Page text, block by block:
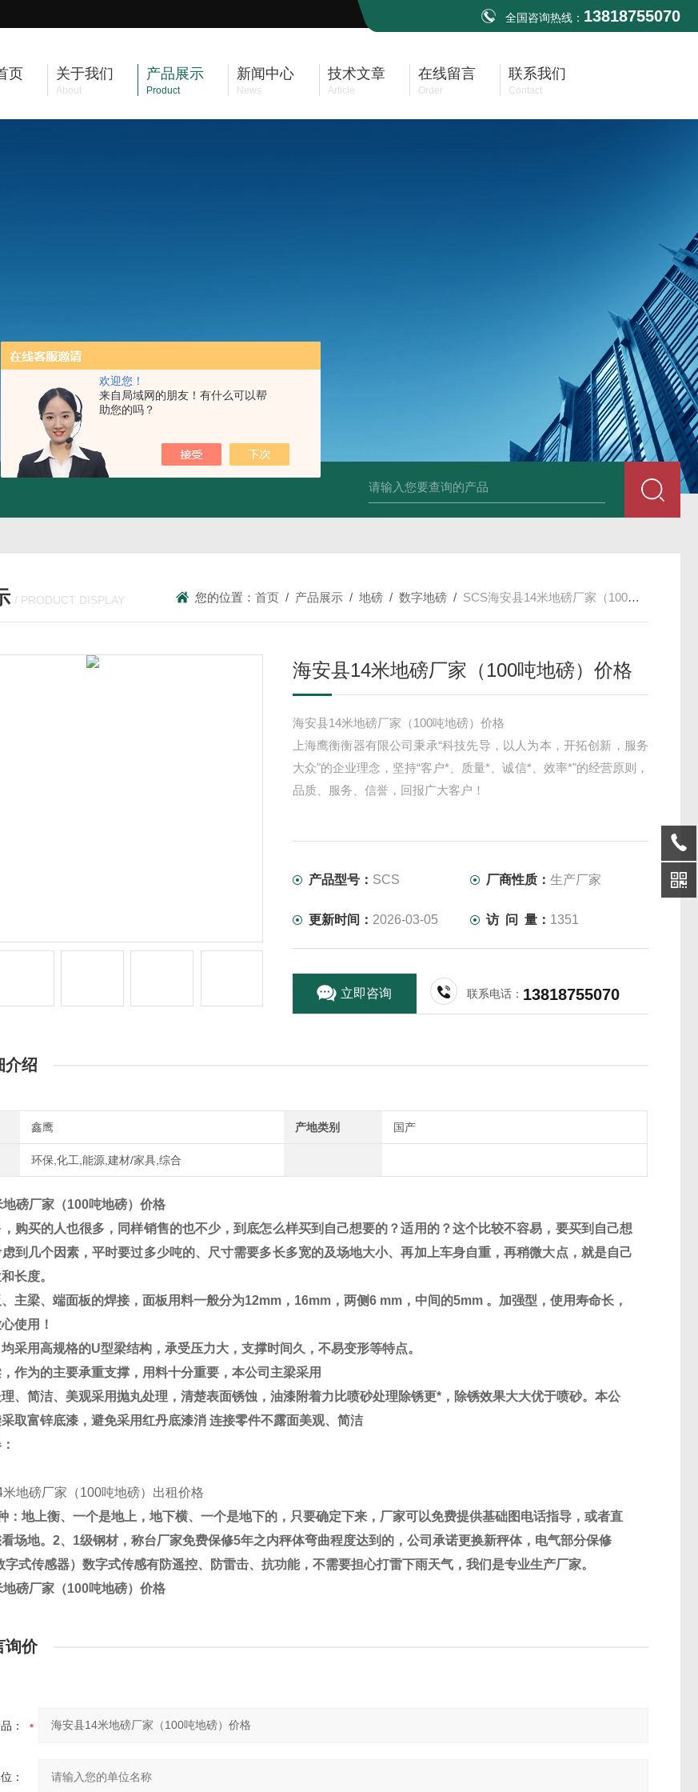
欢迎您！
来自局域网的朋友！有什么可以帮
助您的吗？
全国咨询热线： 13818755070
页 关于我们
About
产品展示
Product
新闻中心
News
技术文章
Article
在线留言
Order
联系我们
Contact
/ PRODUCT DISPLAY 您的位置：首页 / 产品展示 /地磅 /数字地磅 / SCS海安县14米地磅厂家（100吨地磅）价格
海安县14米地磅厂家（100吨地磅）价格
海安县14米地磅厂家（100吨地磅）价格
上海鹰衡衡器有限公司秉承“科技先导，以人为本，开拓创新，服务
大众"的企业理念，坚持“客户*、质量*、诚信*、效率*"的经营原则，
品质、服务、信誉，回报广大客户！
产品型号： SCS 厂商性质：生产厂家
更新时间： 2026-03-05 访 问 量： 1351
立即咨询 联系电话： 13818755070
介绍
鑫鹰 产地类别 国产
环保,化工,能源,建材/家具,综合
磅厂家（100吨地磅）价格
购买的人也很多，同样销售的也不少，到底怎么样买到自己想要的？适用的？这个比较不容易，要买到自己想
到几个因素，平时要过多少吨的、尺寸需要多长多宽的及场地大小、再加上车身自重，再稍微大点，就是自己
长度。
主梁、端面板的焊接，面板用料一般分为12mm ， 16mm ，两侧6 mm ，中间的5mm 。加强型，使用寿命长，
使用！
采用高规格的U型梁结构，承受压力大，支撑时间久，不易变形等特点。
作为的主要承重支撑，用料十分重要，本公司主梁采用
、简洁、美观采用抛丸处理，清楚表面锈蚀，油漆附着力比喷砂处理除锈更*，除锈效果大大优于喷砂。本公
取富锌底漆，避免采用红丹底漆消 连接零件不露面美观、简洁
：地上衡、一个是地上，地下横、一个是地下的，只要确定下来，厂家可以免费提供基础图电话指导，或者直
场地。2、 1级钢材，称台厂家免费保修5年之内秤体弯曲程度达到的，公司承诺更换新秤体，电气部分保修
字式传感器）数字式传感有防遥控、防雷击、抗功能，不需要担心打雷下雨天气，我们是专业生产厂家。
磅厂家（100吨地磅）价格
询价
：
：